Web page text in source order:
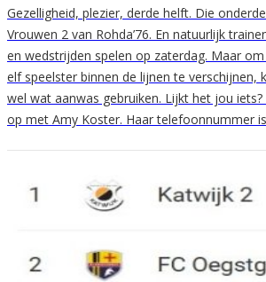
Gezelligheid, plezier, derde helft. Die
Vrouwen 2 van Rohda’76. En natuurlijk
en wedstrijden spelen op zaterdag. Maar
elf speelster binnen de lijnen te verschijnen,
wel wat aanwas gebruiken. Lijkt het jou
op met Amy Koster. Haar telefoonnummer